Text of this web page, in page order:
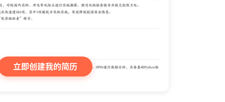
立即创建我的简历